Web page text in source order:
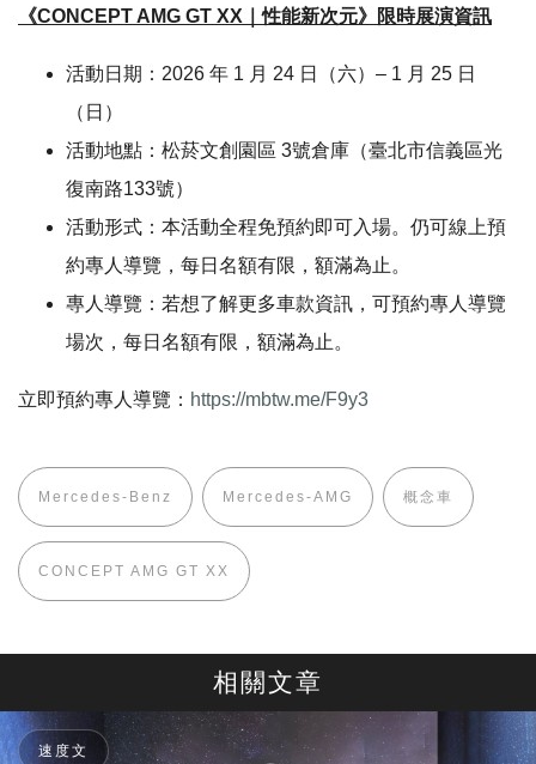
《CONCEPT AMG GT XX｜性能新次元》限時展演資訊
活動日期：2026 年 1 月 24 日（六）– 1 月 25 日
（日）
活動地點：松菸文創園區 3號倉庫（臺北市信義區光
復南路133號）
活動形式：本活動全程免預約即可入場。仍可線上預
約專人導覽，每日名額有限，額滿為止。
專人導覽：若想了解更多車款資訊，可預約專人導覽
場次，每日名額有限，額滿為止。
立即預約專人導覽： https://mbtw.me/F9y3
Mercedes-Benz Mercedes-AMG 概念車
CONCEPT AMG GT XX
相關文章
速度文